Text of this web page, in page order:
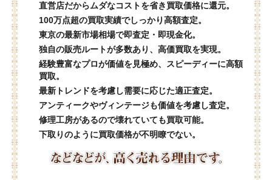
直営店だからムダなコストを省き買取価格に還元。
100万点超の買取実績でしっかり高額査定。
東京の最新市場相場で即査定・即現金化。
独自の販売ルートが多数あり、高価買取を実現。
経験豊富なプロが価値を見極め、スピーディーに高額
買取。
最新トレンドを考慮し需要に応じた適正査定。
アンティークやヴィンテージも価値を考慮し査定。
修理工房があるので壊れていても買取可能。
下取りのように買取価格が不明瞭でない。